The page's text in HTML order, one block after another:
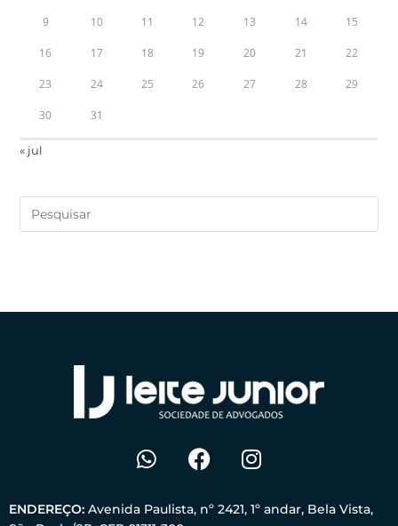
9 10 11 12 13 14 15
16 17 18 19 20 21 22
23 24 25 26 27 28 29
30 31
« jul
ENDEREÇO: Avenida Paulista, nº 2421, 1º andar, Bela Vista,